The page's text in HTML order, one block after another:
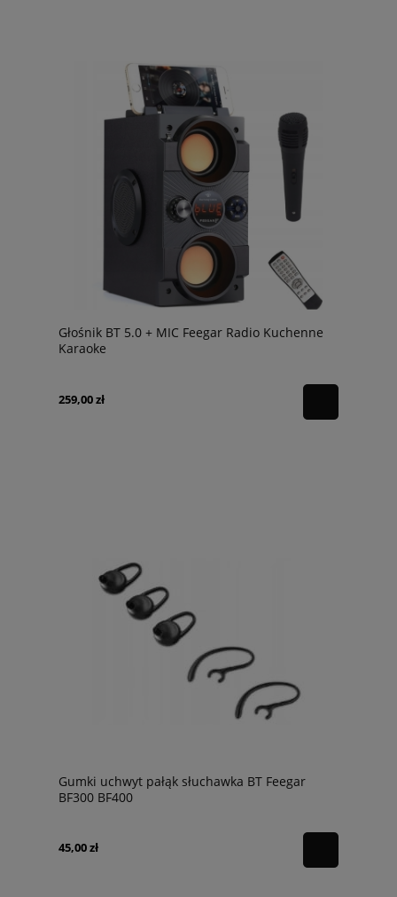
Głośnik BT 5.0 + MIC Feegar Radio Kuchenne
Karaoke
259,00 zł
Gumki uchwyt pałąk słuchawka BT Feegar
BF300 BF400
45,00 zł